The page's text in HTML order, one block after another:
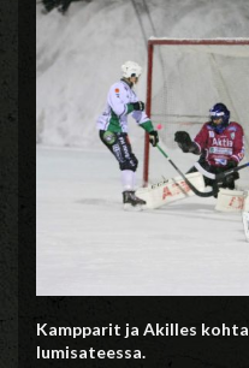
Kampparit ja Akilles
lumisateessa.